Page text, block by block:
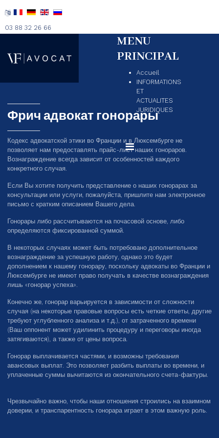
03 88 32 26 66
MENU
PRINCIPAL
Accueil
INFORMATIONS
ET
ACTUALITES
JURIDIQUES
Фрич адвокат гонорары
Кодекс адвокатской этики во Франции и в Люксембурге не
позволяет нам предоставлять прайс-лист наших гонораров.
Вознаграждение всегда зависит от особенностей каждого
конкретного случая.
Если Вы хотите получить представление о наших гонорарах за
консультации или услуги, пожалуйста, пришлите нам электронное
письмо с кратким описанием Вашего дела.
Гонорары либо рассчитываются на почасовой основе, либо
определяются фиксированной суммой.
В некоторых случаях может быть потребовано дополнительное
вознаграждение за успешную работу, однако это будет
дополнением к нашему гонорару, поскольку адвокаты во Франции и
Люксембурге не имеют право получать в качестве вознаграждения
лишь «гонорар успеха».
Конечно же, гонорар варьируется в зависимости от сложности
случая (на некоторые правовые вопросы есть четкие ответы, другие
требуют углубленного анализа и т.д.), от затраченного времени
(Ваш оппонент может удилинить процедуру и переговоры иногда
затягиваются), а также от цены вопроса.
Гонорар выплачивается частями, и возможны требования
авансовых выплат. Это позволяет разбить выплаты во времени, и
уплаченные суммы вычитаются из окончательного счета-фактуры.
Чрезвычайно важно, чтобы наши отношения строились на взаимном
доверии, и транспарентность гонорара играет в этом важную роль.